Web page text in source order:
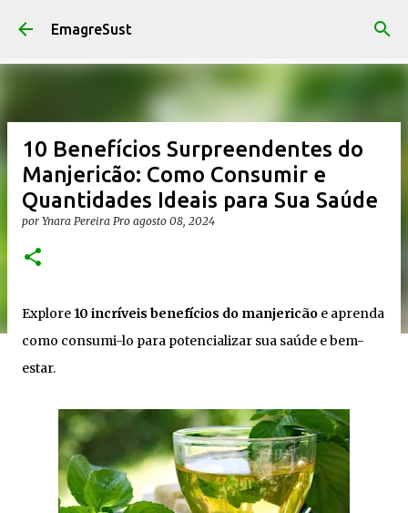
Pular para o conteúdo principal
EmagreSust
10 Benefícios Surpreendentes do
Manjericão: Como Consumir e
Quantidades Ideais para Sua Saúde
por Ynara Pereira Pro agosto 08, 2024
Explore 10 incríveis benefícios do manjericão e aprenda
como consumi-lo para potencializar sua saúde e bem-
estar.